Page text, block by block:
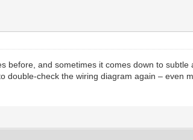
and sometimes it comes down to
double-check the wiring diagram again – even